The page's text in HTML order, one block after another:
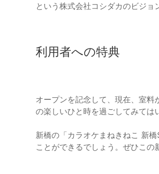
という株式会社コシダカのビジョ
利用者への特典
オープンを記念して、現在、室料
の楽しいひと時を過ごしてみては
新橋の「カラオケまねきねこ 新
ことができるでしょう。ぜひこの